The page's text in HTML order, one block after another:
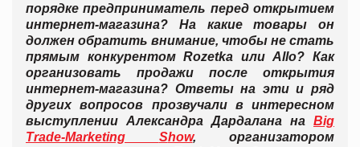
порядке предприниматель перед открытием
интернет-магазина? На какие товары он
должен обратить внимание, чтобы не стать
прямым конкурентомRozetka илиAllo? Как
организовать продажи после открытия
интернет-магазина? Ответы на эти и ряд
других вопросов прозвучали в интересном
выступлении Александра Дардалана на Big
Trade-Marketing Show, организатором